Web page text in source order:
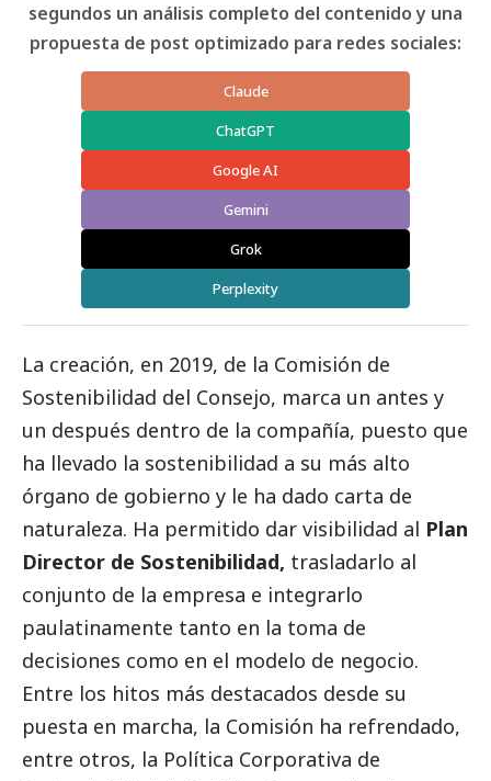
segundos un análisis completo del contenido y una
propuesta de post optimizado para redes sociales:
Claude
ChatGPT
Google AI
Gemini
Grok
Perplexity
La creación, en 2019, de la Comisión de
Sostenibilidad del Consejo, marca un antes y
un después dentro de la compañía, puesto que
ha llevado la sostenibilidad a su más alto
órgano de gobierno y le ha dado carta de
naturaleza. Ha permitido dar visibilidad al Plan
Director de Sostenibilidad, trasladarlo al
conjunto de la empresa e integrarlo
paulatinamente tanto en la toma de
decisiones como en el modelo de negocio.
Entre los hitos más destacados desde su
puesta en marcha, la Comisión ha refrendado,
entre otros, la Política Corporativa de